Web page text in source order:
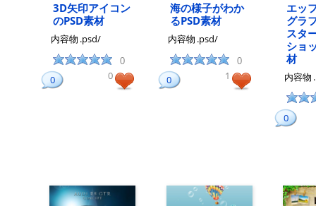
3D矢印アイコン
のPSD素材
内容物 .psd/
0
0 0
海の様子がわか
るPSD素材
内容物 .psd/
0
0 1
エッ
グラ
スタ
ショ
材
内容物
0